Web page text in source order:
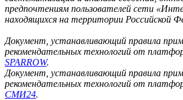
предпочтениям пользователей сети
находящихся на территории Российской
Документ, устанавливающий правила
рекомендательных технологий от
SPARROW.
Документ, устанавливающий правила
рекомендательных технологий от
СМИ24.